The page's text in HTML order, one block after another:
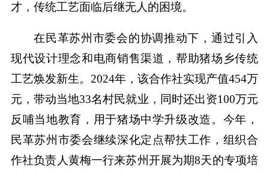
才，传统工艺面临后继无人的困境。
在民革苏州市委会的协调推动下，通过引入
现代设计理念和电商销售渠道，帮助猪场乡传统
工艺焕发新生。2024年，该合作社实现产值454万
元，带动当地33名村民就业，同时还出资100万元
反哺当地教育，用于猪场中学升级改造。今年，
民革苏州市委会继续深化定点帮扶工作，组织合
作社负责人黄梅一行来苏州开展为期8天的专项培